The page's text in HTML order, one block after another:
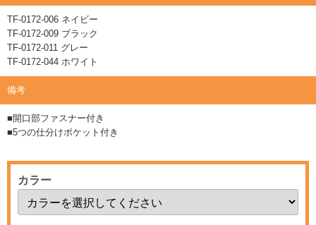
TF-0172-006 ネイビー
TF-0172-009 ブラック
TF-0172-011 グレー
TF-0172-044 ホワイト
備考
■開口部ファスナー付き
■5つの仕分けポケット付き
カラー